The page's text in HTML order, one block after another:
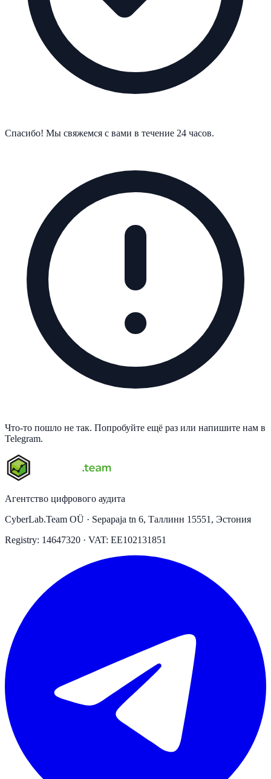
Спасибо! Мы свяжемся с вами в течение 24 часов.
Что-то пошло не так. Попробуйте ещё раз или напишите нам в
Telegram.
Агентство цифрового аудита
CyberLab.Team OÜ · Sepapaja tn 6, Таллинн 15551, Эстония
Registry: 14647320 · VAT: EE102131851